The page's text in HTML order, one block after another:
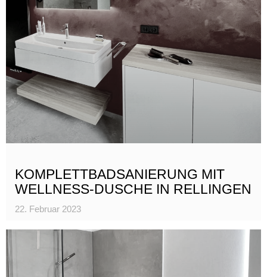
KOMPLETTBADSANIERUNG MIT
WELLNESS-DUSCHE IN RELLINGEN
22. Februar 2023